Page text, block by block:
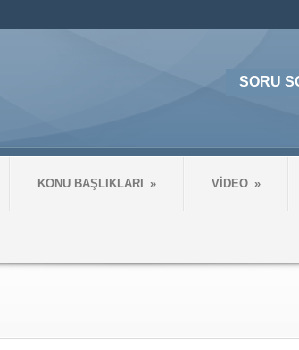
SORU
KONU BAŞLIKLARI » VİDEO »